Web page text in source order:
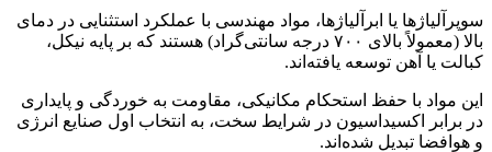
سوپرآلیاژها یا ابرآلیاژها، مواد مهندسی با عملکرد استثنایی در دمای
بالا (معمولاً بالای ۷۰۰ درجه سانتی‌گراد) هستند که بر پایه نیکل،
کبالت یا آهن توسعه یافته‌اند.
این مواد با حفظ استحکام مکانیکی، مقاومت به خوردگی و پایداری
در برابر اکسیداسیون در شرایط سخت، به انتخاب اول صنایع انرژی
و هوافضا تبدیل شده‌اند.